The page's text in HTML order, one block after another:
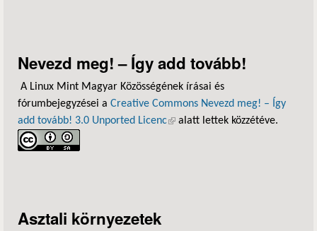
Nevezd meg! – Így add tovább!
A Linux Mint Magyar Közösségének írásai és
fórumbejegyzései a Creative Commons Nevezd meg! – Így
add tovább! 3.0 Unported Licenc(külső hivatkozás)
alatt lettek közzétéve.
Asztali környezetek